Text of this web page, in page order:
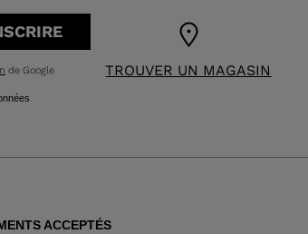
TROUVER UN MAGASIN
de Google
ACCEPTÉS